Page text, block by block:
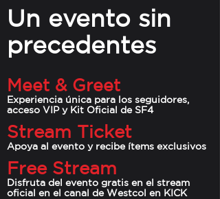
Un evento sin
precedentes
Meet & Greet
Experiencia única para los seguidores,
acceso VIP y Kit Oficial de SF4
Stream Ticket
Apoya al evento y recibe ítems exclusivos
Free Stream
Disfruta del evento gratis en el stream
oficial en el canal de Westcol en KICK